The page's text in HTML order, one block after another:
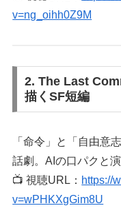
v=ng_oihh0Z9M
2. The Last
描くSF短編
「命令」と「自由意
話劇。AIの口パクと演
📺 視聴URL： https://
v=wPHKXgGim8U